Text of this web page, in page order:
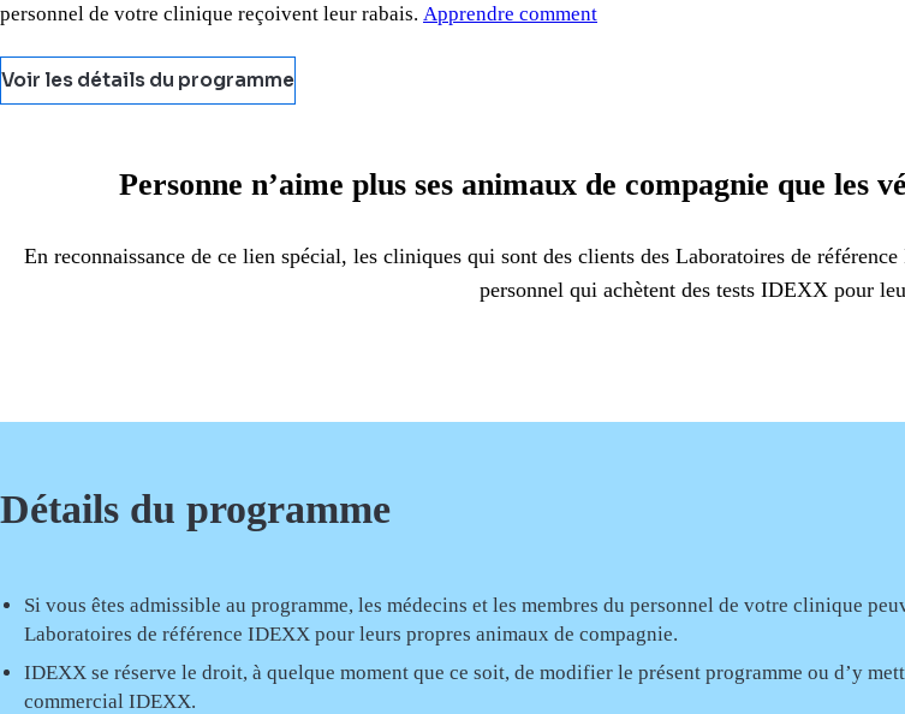
personnel de votre clinique reçoivent leur rabais. Apprendre comment
Voir les détails du programme
Personne n’aime plus ses animaux de compagnie que les
En reconnaissance de ce lien spécial, les cliniques qui sont des clients des Laboratoires de
personnel qui achètent des tests IDEXX pour
Détails du programme
Si vous êtes admissible au programme, les médecins et les membres du personnel de votre clinique
Laboratoires de référence IDEXX pour leurs propres animaux de compagnie.
IDEXX se réserve le droit, à quelque moment que ce soit, de modifier le présent programme ou d’y
commercial IDEXX.